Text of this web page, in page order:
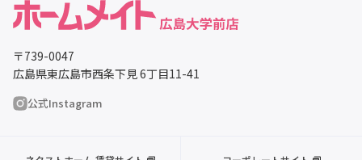
〒739-0047
広島県東広島市西条下見 6丁目11-41
公式Instagram